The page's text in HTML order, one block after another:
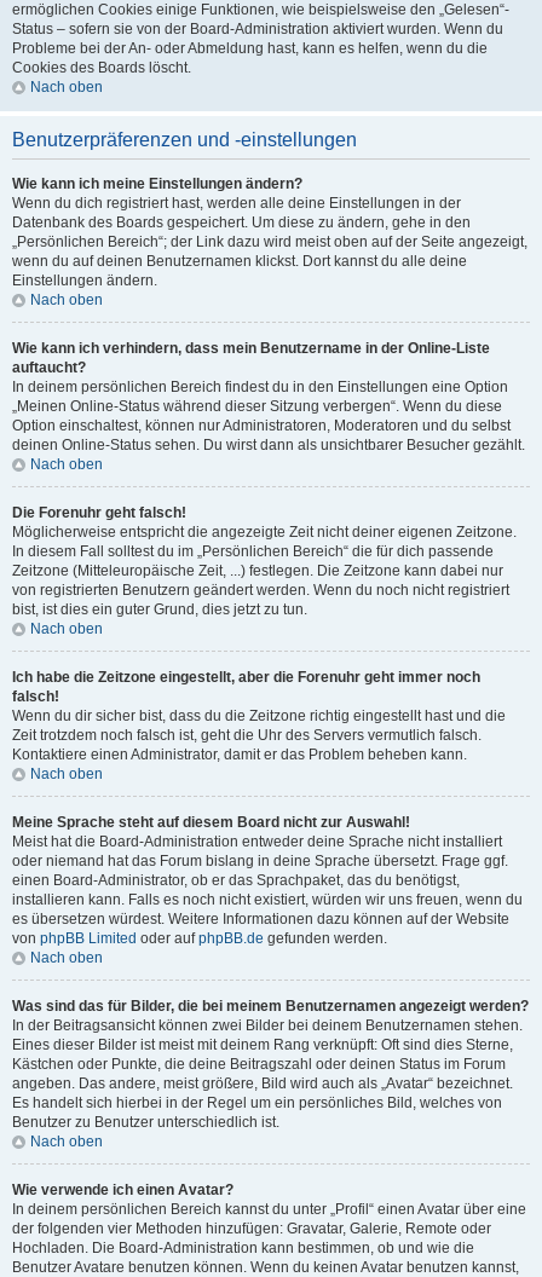
ermöglichen Cookies einige Funktionen, wie beispielsweise den „Gelesen“-
Status – sofern sie von der Board-Administration aktiviert wurden. Wenn du
Probleme bei der An- oder Abmeldung hast, kann es helfen, wenn du die
Cookies des Boards löscht.
Nach oben
Benutzerpräferenzen und -einstellungen
Wie kann ich meine Einstellungen ändern?
Wenn du dich registriert hast, werden alle deine Einstellungen in der
Datenbank des Boards gespeichert. Um diese zu ändern, gehe in den
„Persönlichen Bereich“; der Link dazu wird meist oben auf der Seite angezeigt,
wenn du auf deinen Benutzernamen klickst. Dort kannst du alle deine
Einstellungen ändern.
Nach oben
Wie kann ich verhindern, dass mein Benutzername in der Online-Liste
auftaucht?
In deinem persönlichen Bereich findest du in den Einstellungen eine Option
„Meinen Online-Status während dieser Sitzung verbergen“. Wenn du diese
Option einschaltest, können nur Administratoren, Moderatoren und du selbst
deinen Online-Status sehen. Du wirst dann als unsichtbarer Besucher gezählt.
Nach oben
Die Forenuhr geht falsch!
Möglicherweise entspricht die angezeigte Zeit nicht deiner eigenen Zeitzone.
In diesem Fall solltest du im „Persönlichen Bereich“ die für dich passende
Zeitzone (Mitteleuropäische Zeit, ...) festlegen. Die Zeitzone kann dabei nur
von registrierten Benutzern geändert werden. Wenn du noch nicht registriert
bist, ist dies ein guter Grund, dies jetzt zu tun.
Nach oben
Ich habe die Zeitzone eingestellt, aber die Forenuhr geht immer noch
falsch!
Wenn du dir sicher bist, dass du die Zeitzone richtig eingestellt hast und die
Zeit trotzdem noch falsch ist, geht die Uhr des Servers vermutlich falsch.
Kontaktiere einen Administrator, damit er das Problem beheben kann.
Nach oben
Meine Sprache steht auf diesem Board nicht zur Auswahl!
Meist hat die Board-Administration entweder deine Sprache nicht installiert
oder niemand hat das Forum bislang in deine Sprache übersetzt. Frage ggf.
einen Board-Administrator, ob er das Sprachpaket, das du benötigst,
installieren kann. Falls es noch nicht existiert, würden wir uns freuen, wenn du
es übersetzen würdest. Weitere Informationen dazu können auf der Website
von phpBB Limited oder aufphpBB.de gefunden werden.
Nach oben
Was sind das für Bilder, die bei meinem Benutzernamen angezeigt werden?
In der Beitragsansicht können zwei Bilder bei deinem Benutzernamen stehen.
Eines dieser Bilder ist meist mit deinem Rang verknüpft: Oft sind dies Sterne,
Kästchen oder Punkte, die deine Beitragszahl oder deinen Status im Forum
angeben. Das andere, meist größere, Bild wird auch als „Avatar“ bezeichnet.
Es handelt sich hierbei in der Regel um ein persönliches Bild, welches von
Benutzer zu Benutzer unterschiedlich ist.
Nach oben
Wie verwende ich einen Avatar?
In deinem persönlichen Bereich kannst du unter „Profil“ einen Avatar über eine
der folgenden vier Methoden hinzufügen: Gravatar, Galerie, Remote oder
Hochladen. Die Board-Administration kann bestimmen, ob und wie die
Benutzer Avatare benutzen können. Wenn du keinen Avatar benutzen kannst,